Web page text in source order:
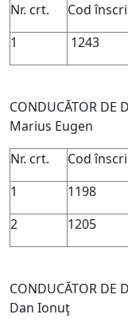
Nr. crt.
Cod
1
1243
CONDUCĂTOR DE
Marius Eugen
Nr. crt.
Cod
1
1198
2
1205
CONDUCĂTOR DE
Dan Ionuţ